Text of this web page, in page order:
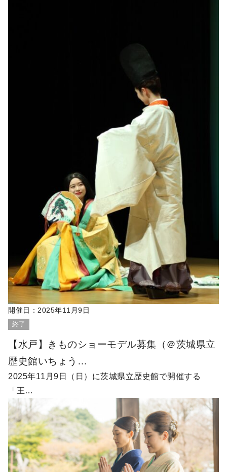
開催日： 2025年11月9日
終了
【水戸】きものショーモデル募集（＠茨城県立
歴史館いちょう…
2025年11月9日（日）に茨城県立歴史館で開催する
「王…